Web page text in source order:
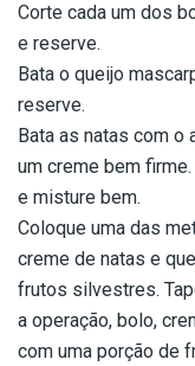
Corte cada um dos
e reserve.
Bata o queijo
reserve.
Bata as natas com o
um creme bem
e misture bem.
Coloque uma das
creme de natas e
frutos silvestres.
a operação, bolo,
com uma porção de